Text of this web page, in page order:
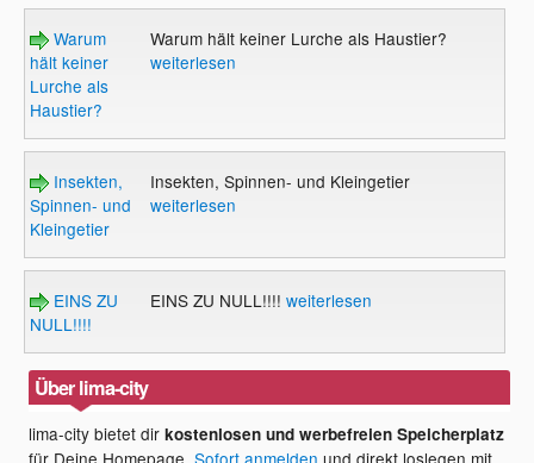
Warum
hält keiner
Lurche als
Haustier?
Warum hält keiner Lurche als Haustier?
weiterlesen
Insekten,
Spinnen- und
Kleingetier
Insekten, Spinnen- und Kleingetier
weiterlesen
EINS ZU
NULL!!!!
EINS ZU NULL!!!! weiterlesen
Über lima-city
lima-city bietet dirkostenlosen und werbefreien Speicherplatz